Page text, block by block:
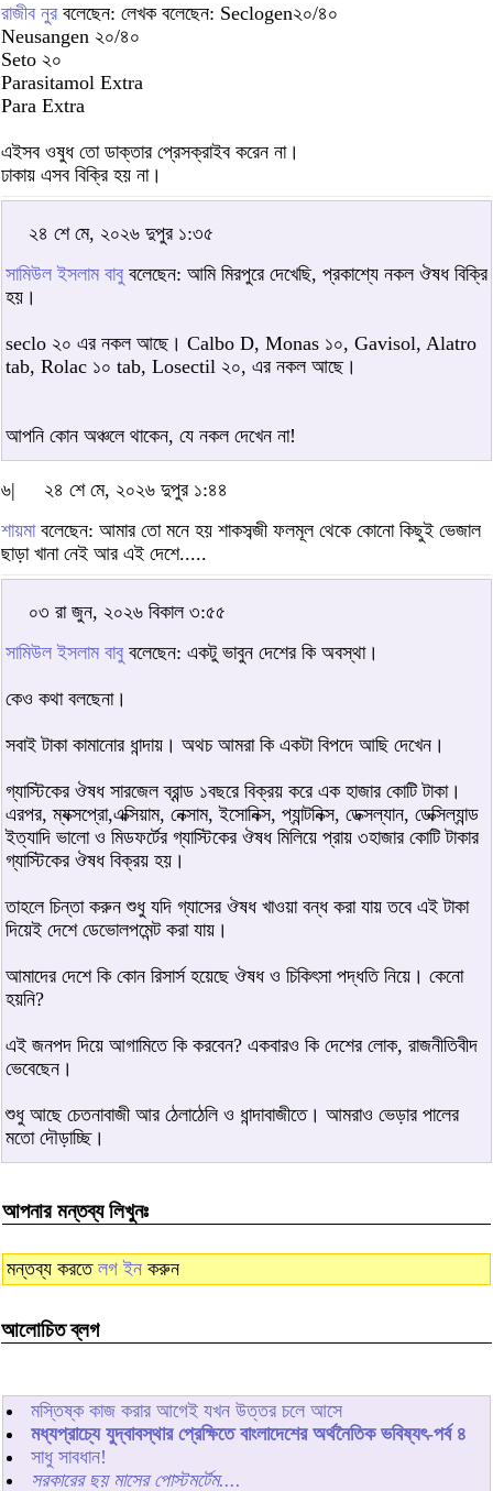
রাজীব নুর বলেছেন: লেখক বলেছেন: Seclogen২০/৪০
Neusangen ২০/৪০
Seto ২০
Parasitamol Extra
Para Extra
এইসব ওষুধ তো ডাক্তার প্রেসক্রাইব করেন না।
ঢাকায় এসব বিক্রি হয় না।
২৪ শে মে, ২০২৬ দুপুর ১:৩৫
সামিউল ইসলাম বাবু বলেছেন: আমি মিরপুরে দেখেছি, প্রকাশ্যে নকল ঔষধ বিক্রি
হয়।
seclo ২০ এর নকল আছে। Calbo D, Monas ১০, Gavisol, Alatro
tab, Rolac ১০ tab, Losectil ২০, এর নকল আছে।
আপনি কোন অঞ্চলে থাকেন, যে নকল দেখেন না!
৬|
২৪ শে মে, ২০২৬ দুপুর ১:৪৪
শায়মাবলেছেন: আমার তো মনে হয় শাকসব্জী ফলমূল থেকে কোনো কিছুই ভেজাল
ছাড়া খানা নেই আর এই দেশে.....
০৩ রা জুন, ২০২৬ বিকাল ৩:৫৫
সামিউল ইসলাম বাবু বলেছেন: একটু ভাবুন দেশের কি অবস্থা।
কেও কথা বলছেনা।
সবাই টাকা কামানোর ধান্দায়। অথচ আমরা কি একটা বিপদে আছি দেখেন।
গ্যাস্টিকের ঔষধ সারজেল ব্রান্ড ১বছরে বিক্রয় করে এক হাজার কোটি টাকা।
এরপর, ম্যক্সপ্রো,এক্সিয়াম, নেক্সাম, ইসোনিক্স, প্যান্টনিক্স, ডেক্সল্যান, ডেক্সিল্যান্ড
ইত্যাদি ভালো ও মিডফর্টের গ্যাস্টিকের ঔষধ মিলিয়ে প্রায় ৩হাজার কোটি টাকার
গ্যাস্টিকের ঔষধ বিক্রয় হয়।
তাহলে চিন্তা করুন শুধু যদি গ্যাসের ঔষধ খাওয়া বন্ধ করা যায় তবে এই টাকা
দিয়েই দেশে ডেভোলপমেন্ট করা যায়।
আমাদের দেশে কি কোন রিসার্স হয়েছে ঔষধ ও চিকিৎসা পদ্ধতি নিয়ে। কেনো
হয়নি?
এই জনপদ দিয়ে আগামিতে কি করবেন? একবারও কি দেশের লোক, রাজনীতিবীদ
ভেবেছেন।
শুধু আছে চেতনাবাজী আর ঠেলাঠেলি ও ধান্দাবাজীতে। আমরাও ভেড়ার পালের
মতো দৌড়াচ্ছি।
আপনার মন্তব্য লিখুনঃ
মন্তব্য করতে লগ ইন করুন
আলোচিত ব্লগ
মস্তিষ্ক কাজ করার আগেই যখন উত্তর চলে আসে
মধ্যপ্রাচ্যে যুদ্বাবস্থার প্রেক্ষিতে বাংলাদেশের অর্থনৈতিক ভবিষ্যৎ-পর্ব ৪
সাধু সাবধান!
সরকারের ছয় মাসের পোস্টমর্টেম....